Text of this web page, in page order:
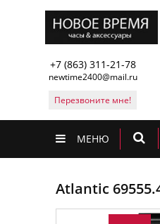
+7 (863) 311-21-78
newtime2400@mail.ru
Перезвоните мне!
МЕНЮ
Atlantic